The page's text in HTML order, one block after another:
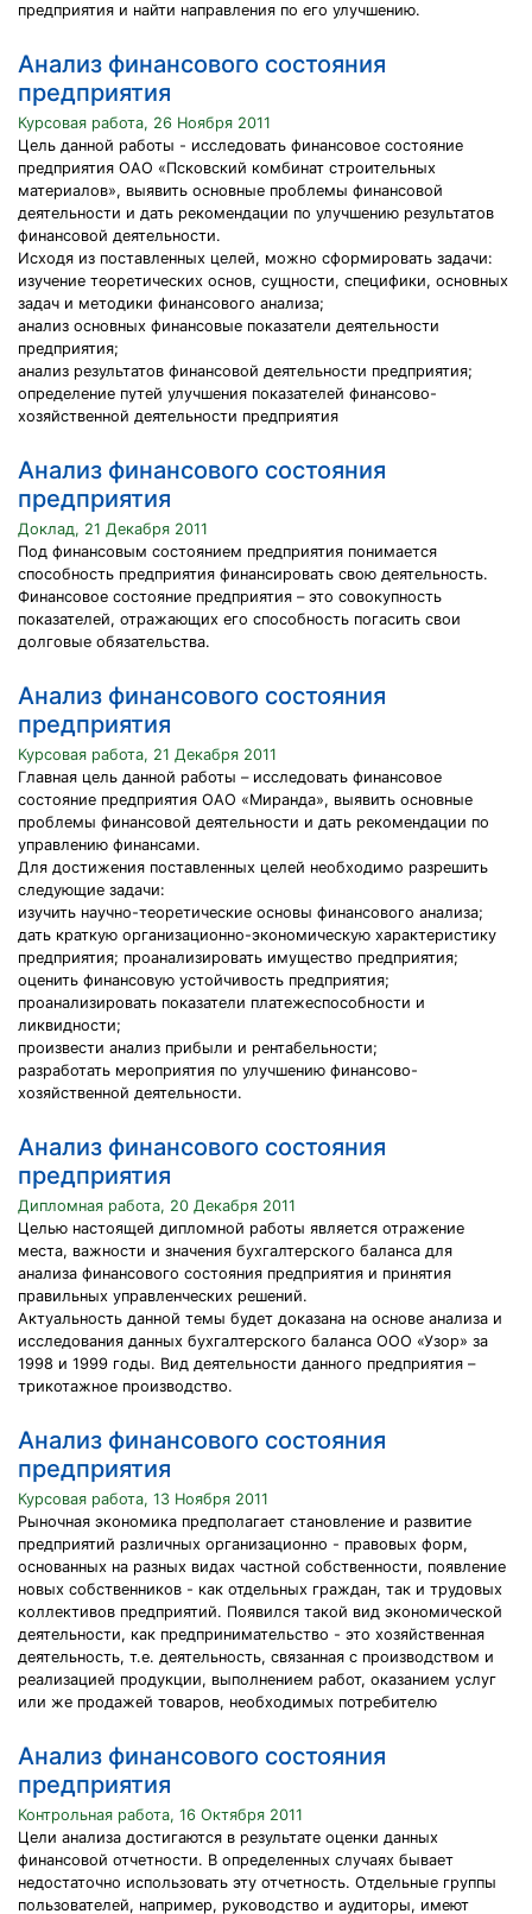
предприятия и найти направления по его улучшению.
Анализ финансового состояния
предприятия
Курсовая работа, 26 Ноября 2011
Цель данной работы - исследовать финансовое состояние
предприятия ОАО «Псковский комбинат строительных
материалов», выявить основные проблемы финансовой
деятельности и дать рекомендации по улучшению результатов
финансовой деятельности.
Исходя из поставленных целей, можно сформировать задачи:
изучение теоретических основ, сущности, специфики, основных
задач и методики финансового анализа;
анализ основных финансовые показатели деятельности
предприятия;
анализ результатов финансовой деятельности предприятия;
определение путей улучшения показателей финансово-
хозяйственной деятельности предприятия
Анализ финансового состояния
предприятия
Доклад, 21 Декабря 2011
Под финансовым состоянием предприятия понимается
способность предприятия финансировать свою деятельность.
Финансовое состояние предприятия – это совокупность
показателей, отражающих его способность погасить свои
долговые обязательства.
Анализ финансового состояния
предприятия
Курсовая работа, 21 Декабря 2011
Главная цель данной работы – исследовать финансовое
состояние предприятия ОАО «Миранда», выявить основные
проблемы финансовой деятельности и дать рекомендации по
управлению финансами.
Для достижения поставленных целей необходимо разрешить
следующие задачи:
изучить научно-теоретические основы финансового анализа;
дать краткую организационно-экономическую характеристику
предприятия; проанализировать имущество предприятия;
оценить финансовую устойчивость предприятия;
проанализировать показатели платежеспособности и
ликвидности;
произвести анализ прибыли и рентабельности;
разработать мероприятия по улучшению финансово-
хозяйственной деятельности.
Анализ финансового состояния
предприятия
Дипломная работа, 20 Декабря 2011
Целью настоящей дипломной работы является отражение
места, важности и значения бухгалтерского баланса для
анализа финансового состояния предприятия и принятия
правильных управленческих решений.
Актуальность данной темы будет доказана на основе анализа и
исследования данных бухгалтерского баланса ООО «Узор» за
1998 и 1999 годы. Вид деятельности данного предприятия –
трикотажное производство.
Анализ финансового состояния
предприятия
Курсовая работа, 13 Ноября 2011
Рыночная экономика предполагает становление и развитие
предприятий различных организационно - правовых форм,
основанных на разных видах частной собственности, появление
новых собственников - как отдельных граждан, так и трудовых
коллективов предприятий. Появился такой вид экономической
деятельности, как предпринимательство - это хозяйственная
деятельность, т.е. деятельность, связанная с производством и
реализацией продукции, выполнением работ, оказанием услуг
или же продажей товаров, необходимых потребителю
Анализ финансового состояния
предприятия
Контрольная работа, 16 Октября 2011
Цели анализа достигаются в результате оценки данных
финансовой отчетности. В определенных случаях бывает
недостаточно использовать эту отчетность. Отдельные группы
пользователей, например, руководство и аудиторы, имеют